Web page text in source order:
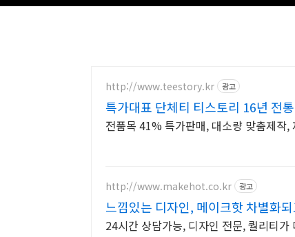
http://www.teestory.kr 광고
특가대표 단체티 티스토리 16년 전
전품목 41% 특가판매, 대소량 맞춤제작
http://www.makehot.co.kr 광고
느낌있는 디자인, 메이크핫 차별화
24시간 상담가능, 디자인 전문, 퀄리티